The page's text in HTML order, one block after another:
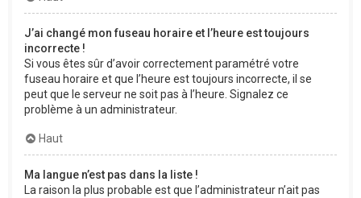
J’ai changé mon fuseau horaire et l’heure est toujours
incorrecte !
Si vous êtes sûr d’avoir correctement paramétré votre
fuseau horaire et que l’heure est toujours incorrecte, il se
peut que le serveur ne soit pas à l’heure. Signalez ce
problème à un administrateur.
Haut
Ma langue n’est pas dans la liste !
La raison la plus probable est que l’administrateur n’ait pas